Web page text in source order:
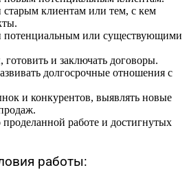
старым клиентам или тем, с кем
потенциальным или существующими
готовить и заключать договоры.
долгосрочные отношения с
и конкурентов, выявлять новые
проделанной работе и достигнутых
работы: